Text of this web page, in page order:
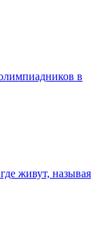
в
живут, называя